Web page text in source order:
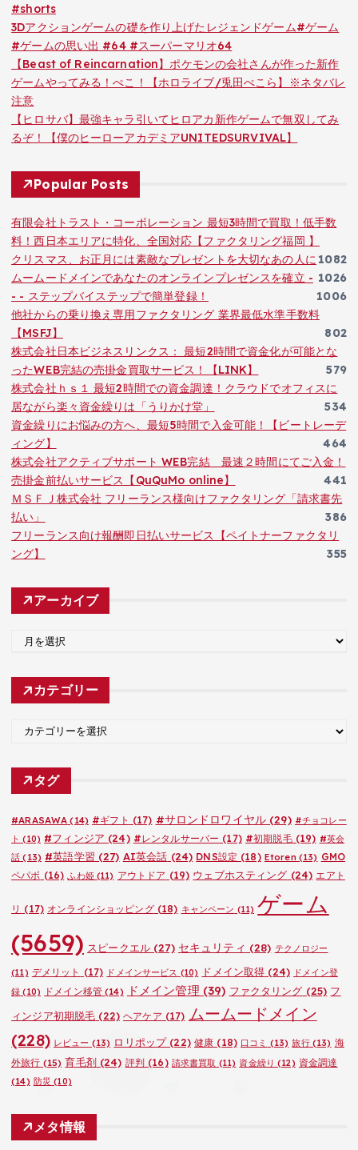
#shorts
3Dアクションゲームの礎を作り上げたレジェンドゲーム#ゲーム
#ゲームの思い出 #64 #スーパーマリオ64
【Beast of Reincarnation】ポケモンの会社さんが作った新作
ゲームやってみる！ぺこ！【ホロライブ/兎田ぺこら】※ネタバレ
注意
【ヒロサバ】最強キャラ引いてヒロアカ新作ゲームで無双してみ
るぞ！【僕のヒーローアカデミアUNITEDSURVIVAL】
Popular Posts
有限会社トラスト・コーポレーション 最短3時間で買取！低手数
料！西日本エリアに特化、全国対応【ファクタリング福岡 】
1082
クリスマス、お正月には素敵なプレゼントを大切なあの人に
1026
ムームードメインであなたのオンラインプレゼンスを確立 -
- - ステップバイステップで簡単登録！
1006
他社からの乗り換え専用ファクタリング 業界最低水準手数料
【MSFJ】
802
株式会社日本ビジネスリンクス： 最短2時間で資金化が可能とな
ったWEB完結の売掛金買取サービス！【LINK】
579
株式会社ｈｓ１ 最短2時間での資金調達！クラウドでオフィスに
居ながら楽々資金繰りは「うりかけ堂」
534
資金繰りにお悩みの方へ、最短5時間で入金可能！【ビートレーデ
ィング】
464
株式会社アクティブサポート WEB完結 最速２時間にてご入金！
売掛金前払いサービス【QuQuMo online】
441
ＭＳＦＪ株式会社 フリーランス様向けファクタリング「請求書先
払い」
386
フリーランス向け報酬即日払いサービス【ペイトナーファクタリ
ング】
355
アーカイブ
カ
カテゴリー
ゴ
タグ
#ARASAWA (14) #ギフト (17) #サロンドロワイヤル(29) #チョコレー
ト (10) #フィンジア (24) #レンタルサーバー (17) #初期脱毛(19) #英会
話 (13) #英語学習 (27) AI英会話 (24) DNS設定 (18) Etoren(13) GMO
ペパボ (16) ふわ姫(11) アウトドア (19) ウェブホスティング (24) エアト
リ (17) オンラインショッピング(18) キャンペーン (11) ゲーム
(5659) スピークエル(27) セキュリティ (28) テクノロジー
(11) デメリット (17) ドメインサービス (10) ドメイン取得 (24) ドメイン登
録 (10) ドメイン移管(14) ドメイン管理 (39) ファクタリング (25) フ
ィンジア初期脱毛 (22) ヘアケア (17) ムームードメイン
(228) レビュー (13) ロリポップ(22) 健康 (18) 口コミ (13) 旅行(13) 海
外旅行 (15) 育毛剤(24) 評判 (16) 請求書買取 (11) 資金繰り (12) 資金調達
(14) 防災 (10)
メタ情報